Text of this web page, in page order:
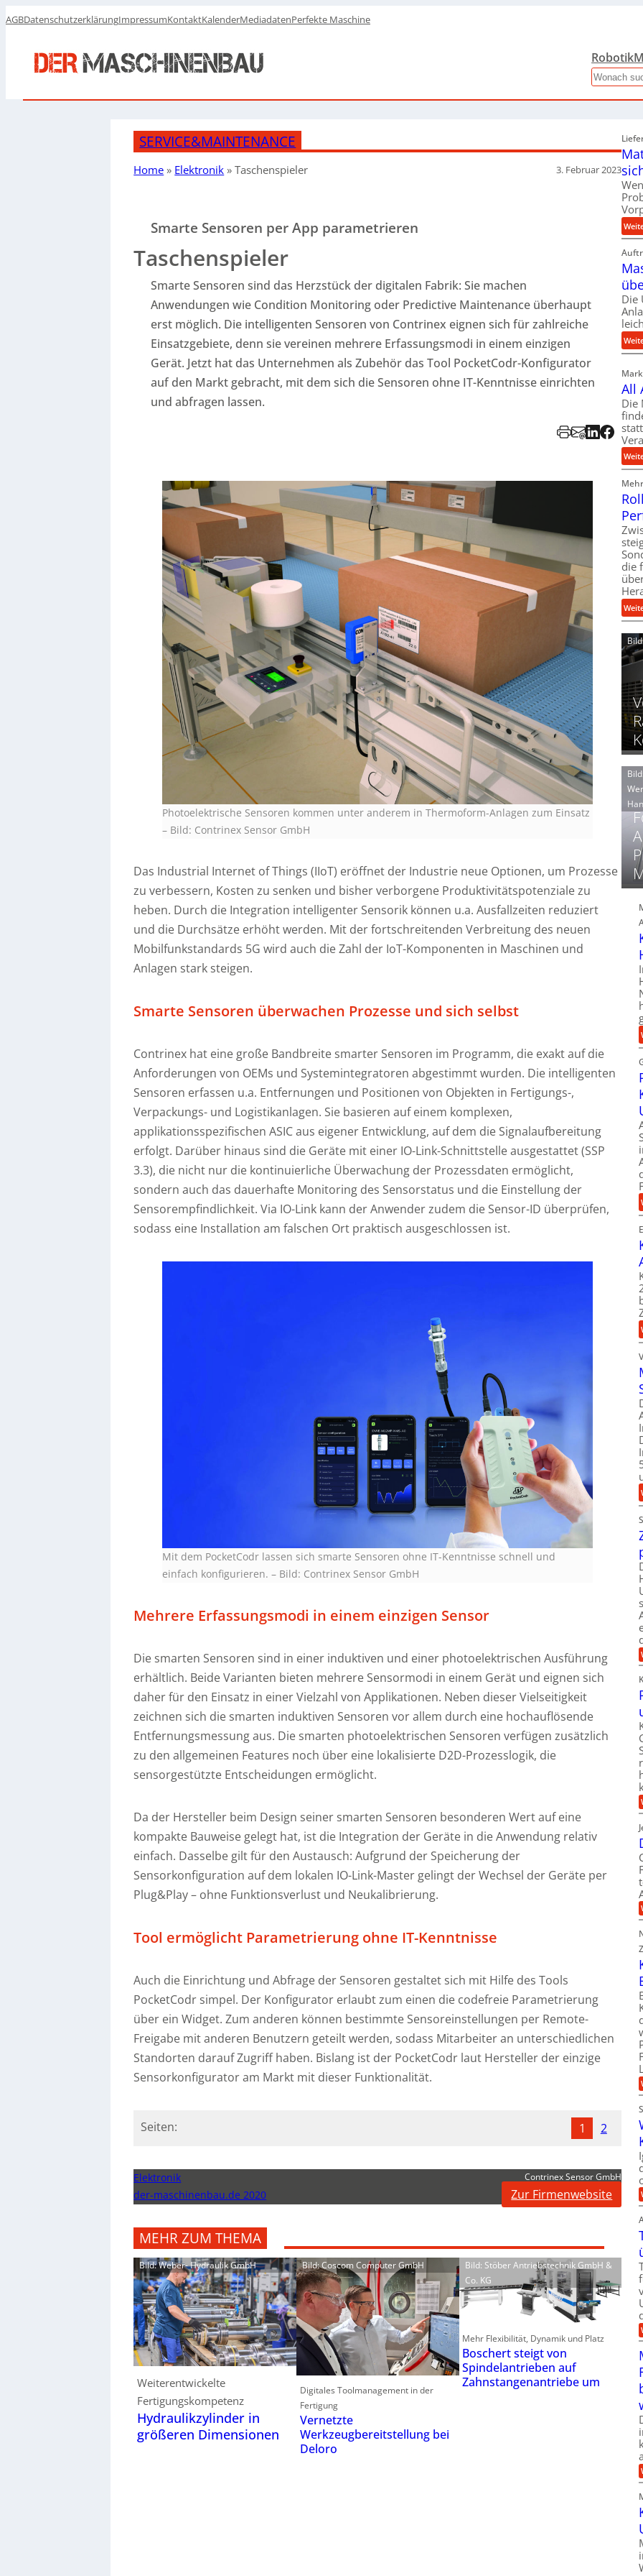
AGBDatenschutzerklärungImpressumKontaktKalenderMediadatenPerfekte Maschine
Robotik
Search
SERVICE&MAINTENANCE
Home » Elektronik »Taschenspieler 3. Februar 2023
Smarte Sensoren per App parametrieren
Taschenspieler
Smarte Sensoren sind das Herzstück der digitalen Fabrik: Sie machen
Anwendungen wie Condition Monitoring oder Predictive Maintenance überhaupt
erst möglich. Die intelligenten Sensoren von Contrinex eignen sich für zahlreiche
Einsatzgebiete, denn sie vereinen mehrere Erfassungsmodi in einem einzigen
Gerät. Jetzt hat das Unternehmen als Zubehör das Tool PocketCodr-Konfigurator
auf den Markt gebracht, mit dem sich die Sensoren ohne IT-Kenntnisse einrichten
und abfragen lassen.
Photoelektrische Sensoren kommen unter anderem in Thermoform-Anlagen zum Einsatz
– Bild: Contrinex Sensor GmbH
Das Industrial Internet of Things (IIoT) eröffnet der Industrie neue Optionen, um Prozesse
zu verbessern, Kosten zu senken und bisher verborgene Produktivitätspotenziale zu
heben. Durch die Integration intelligenter Sensorik können u.a. Ausfallzeiten reduziert
und die Durchsätze erhöht werden. Mit der fortschreitenden Verbreitung des neuen
Mobilfunkstandards 5G wird auch die Zahl der IoT-Komponenten in Maschinen und
Anlagen stark steigen.
Smarte Sensoren überwachen Prozesse und sich selbst
Contrinex hat eine große Bandbreite smarter Sensoren im Programm, die exakt auf die
Anforderungen von OEMs und Systemintegratoren abgestimmt wurden. Die intelligenten
Sensoren erfassen u.a. Entfernungen und Positionen von Objekten in Fertigungs-,
Verpackungs- und Logistikanlagen. Sie basieren auf einem komplexen,
applikationsspezifischen ASIC aus eigener Entwicklung, auf dem die Signalaufbereitung
erfolgt. Darüber hinaus sind die Geräte mit einer IO-Link-Schnittstelle ausgestattet (SSP
3.3), die nicht nur die kontinuierliche Überwachung der Prozessdaten ermöglicht,
sondern auch das dauerhafte Monitoring des Sensorstatus und die Einstellung der
Sensorempfindlichkeit. Via IO-Link kann der Anwender zudem die Sensor-ID überprüfen,
sodass eine Installation am falschen Ort praktisch ausgeschlossen ist.
Mit dem PocketCodr lassen sich smarte Sensoren ohne IT-Kenntnisse schnell und
einfach konfigurieren. – Bild: Contrinex Sensor GmbH
Mehrere Erfassungsmodi in einem einzigen Sensor
Die smarten Sensoren sind in einer induktiven und einer photoelektrischen Ausführung
erhältlich. Beide Varianten bieten mehrere Sensormodi in einem Gerät und eignen sich
daher für den Einsatz in einer Vielzahl von Applikationen. Neben dieser Vielseitigkeit
zeichnen sich die smarten induktiven Sensoren vor allem durch eine hochauflösende
Entfernungsmessung aus. Die smarten photoelektrischen Sensoren verfügen zusätzlich
zu den allgemeinen Features noch über eine lokalisierte D2D-Prozesslogik, die
sensorgestützte Entscheidungen ermöglicht.
Da der Hersteller beim Design seiner smarten Sensoren besonderen Wert auf eine
kompakte Bauweise gelegt hat, ist die Integration der Geräte in die Anwendung relativ
einfach. Dasselbe gilt für den Austausch: Aufgrund der Speicherung der
Sensorkonfiguration auf dem lokalen IO-Link-Master gelingt der Wechsel der Geräte per
Plug&Play – ohne Funktionsverlust und Neukalibrierung.
Tool ermöglicht Parametrierung ohne IT-Kenntnisse
Auch die Einrichtung und Abfrage der Sensoren gestaltet sich mit Hilfe des Tools
PocketCodr simpel. Der Konfigurator erlaubt zum einen die codefreie Parametrierung
über ein Widget. Zum anderen können bestimmte Sensoreinstellungen per Remote-
Freigabe mit anderen Benutzern geteilt werden, sodass Mitarbeiter an unterschiedlichen
Standorten darauf Zugriff haben. Bislang ist der PocketCodr laut Hersteller der einzige
Sensorkonfigurator am Markt mit dieser Funktionalität.
Seiten: 1 2
Elektronik
der-maschinenbau.de 2020
Contrinex Sensor GmbH
Zur Firmenwebsite
MEHR ZUM THEMA
Bild: Weber- Hydraulik GmbH
Weiterentwickelte
Fertigungskompetenz
Hydraulikzylinder in
größeren Dimensionen
Bild: Coscom Computer GmbH
Digitales Toolmanagement in der
Fertigung
Vernetzte
Werkzeugbereitstellung bei
Deloro
Bild: Stöber Antriebstechnik GmbH &
Co. KG
Mehr Flexibilität, Dynamik und Platz
Boschert steigt von
Spindelantrieben auf
Zahnstangenantriebe um
Die
All
Die
die